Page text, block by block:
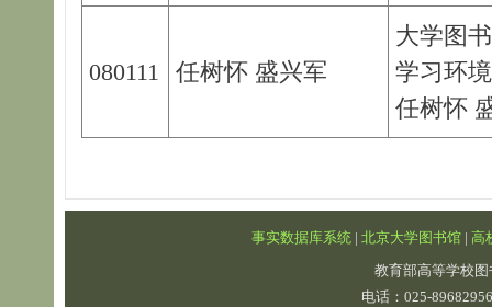
080111 任树怀 盛兴军
大学图
学习环
任树怀
事实数据库系统 | 北京大学图书馆| 高
教育部高等学校
电话：025-